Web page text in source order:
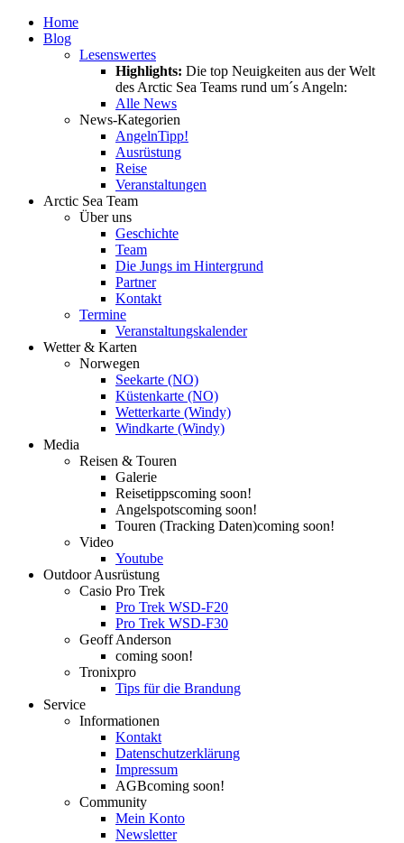
Home
Blog
Lesenswertes
Highlights: Die top Neuigkeiten aus der Welt
des Arctic Sea Teams rund um´s Angeln:
Alle News
News-Kategorien
AngelnTipp!
Ausrüstung
Reise
Veranstaltungen
Arctic Sea Team
Über uns
Geschichte
Team
Die Jungs im Hintergrund
Partner
Kontakt
Termine
Veranstaltungskalender
Wetter & Karten
Norwegen
Seekarte (NO)
Küstenkarte (NO)
Wetterkarte (Windy)
Windkarte (Windy)
Media
Reisen & Touren
Galerie
Reisetippscoming soon!
Angelspotscoming soon!
Touren (Tracking Daten)coming soon!
Video
Youtube
Outdoor Ausrüstung
Casio Pro Trek
Pro Trek WSD-F20
Pro Trek WSD-F30
Geoff Anderson
coming soon!
Tronixpro
Tips für die Brandung
Service
Informationen
Kontakt
Datenschutzerklärung
Impressum
AGBcoming soon!
Community
Mein Konto
Newsletter